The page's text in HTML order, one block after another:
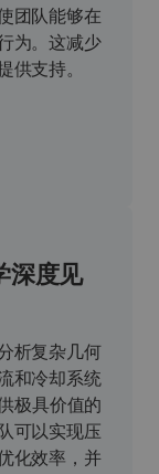
团队能够在
为。这减少
供支持。
深度见
析复杂几何
和冷却系统
极具价值的
可以实现压
化效率，并